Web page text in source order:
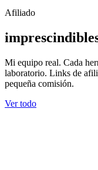
Afiliado
Mi equipo real. Cada
laboratorio. Links de
pequeña comisión.
Ver todo